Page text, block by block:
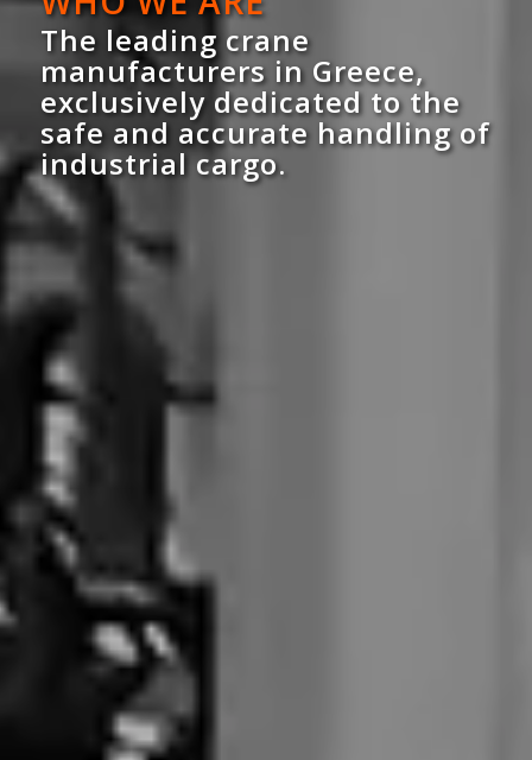
The leading crane
manufacturers in Greece,
exclusively dedicated to the
safe and accurate handling of
industrial cargo.